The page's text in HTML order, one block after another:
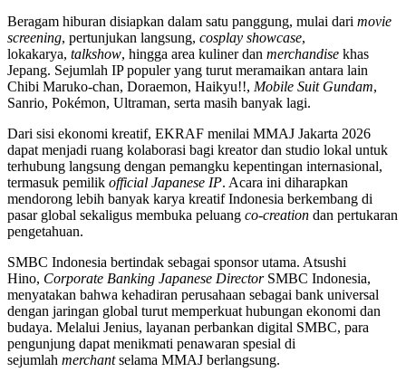
Beragam hiburan disiapkan dalam satu panggung, mulai dari movie
screening, pertunjukan langsung, cosplay showcase,
lokakarya, talkshow, hingga area kuliner dan merchandise khas
Jepang. Sejumlah IP populer yang turut meramaikan antara lain
Chibi Maruko-chan, Doraemon, Haikyu!!, Mobile Suit Gundam,
Sanrio, Pokémon, Ultraman, serta masih banyak lagi.
Dari sisi ekonomi kreatif, EKRAF menilai MMAJ Jakarta 2026
dapat menjadi ruang kolaborasi bagi kreator dan studio lokal untuk
terhubung langsung dengan pemangku kepentingan internasional,
termasuk pemilik official Japanese IP. Acara ini diharapkan
mendorong lebih banyak karya kreatif Indonesia berkembang di
pasar global sekaligus membuka peluang co-creation dan pertukaran
pengetahuan.
SMBC Indonesia bertindak sebagai sponsor utama. Atsushi
Hino, Corporate Banking Japanese DirectorSMBC Indonesia,
menyatakan bahwa kehadiran perusahaan sebagai bank universal
dengan jaringan global turut memperkuat hubungan ekonomi dan
budaya. Melalui Jenius, layanan perbankan digital SMBC, para
pengunjung dapat menikmati penawaran spesial di
sejumlah merchantselama MMAJ berlangsung.